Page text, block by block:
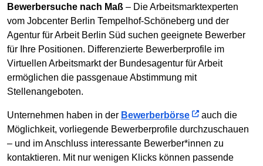
Bewerbersuche nach Maß – Die Arbeitsmarktexperten
vom Jobcenter Berlin Tempelhof-Schöneberg und der
Agentur für Arbeit Berlin Süd suchen geeignete Bewerber
für Ihre Positionen. Differenzierte Bewerberprofile im
Virtuellen Arbeitsmarkt der Bundesagentur für Arbeit
ermöglichen die passgenaue Abstimmung mit
Stellenangeboten.
Unternehmen haben in der Bewerberbörse
auch die
Möglichkeit, vorliegende Bewerberprofile durchzuschauen
– und im Anschluss interessante Bewerber*innen zu
kontaktieren. Mit nur wenigen Klicks können passende